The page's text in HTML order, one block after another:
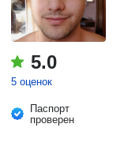
5.0
5 оценок
Паспорт
проверен